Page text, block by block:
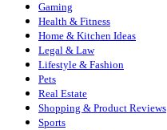
Gaming
Health & Fitness
Home & Kitchen Ideas
Legal & Law
Lifestyle & Fashion
Pets
Real Estate
Shopping & Product Reviews
Sports